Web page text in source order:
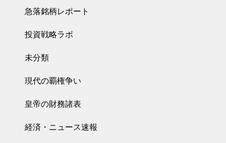
急落銘柄レポート
投資戦略ラボ
未分類
現代の覇権争い
皇帝の財務諸表
経済・ニュース速報